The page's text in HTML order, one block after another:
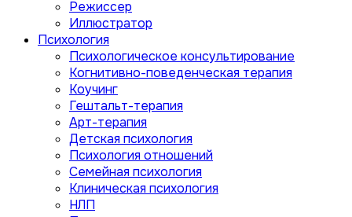
Режиссер
Иллюстратор
Психология
Психологическое консультирование
Когнитивно-поведенческая терапия
Коучинг
Гештальт-терапия
Арт-терапия
Детская психология
Психология отношений
Семейная психология
Клиническая психология
НЛП